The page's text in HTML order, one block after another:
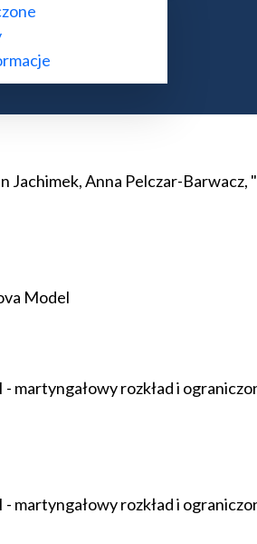
zastosowanie do operatorów
Anna Pelczar-
Model
rozkład i
rozkład i